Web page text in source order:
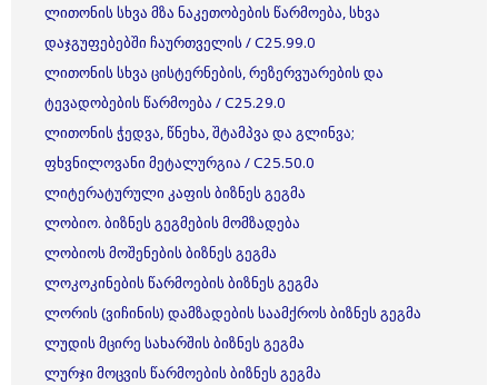
ლითონის სხვა მზა ნაკეთობების წარმოება, სხვა
დაჯგუფებებში ჩაურთველის / C25.99.0
ლითონის სხვა ცისტერნების, რეზერვუარების და
ტევადობების წარმოება / C25.29.0
ლითონის ჭედვა, წნეხა, შტამპვა და გლინვა;
ფხვნილოვანი მეტალურგია / C25.50.0
ლიტერატურული კაფის ბიზნეს გეგმა
ლობიო. ბიზნეს გეგმების მომზადება
ლობიოს მოშენების ბიზნეს გეგმა
ლოკოკინების წარმოების ბიზნეს გეგმა
ლორის (ვიჩინის) დამზადების საამქროს ბიზნეს გეგმა
ლუდის მცირე სახარშის ბიზნეს გეგმა
ლურჯი მოცვის წარმოების ბიზნეს გეგმა